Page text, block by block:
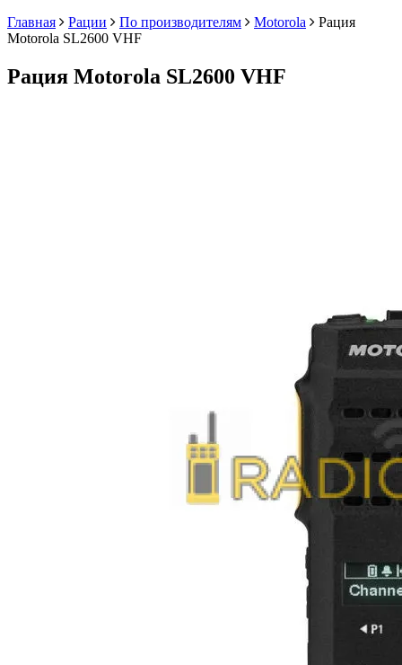
Главная
Рации По производителям Motorola
Рация
Motorola SL2600 VHF
Рация Motorola SL2600 VHF